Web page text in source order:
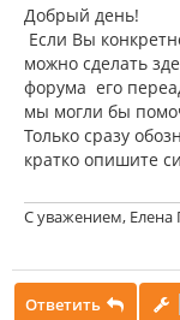
о
щ
е
н
и
е
Добрый день!
Если Вы
можно сделать
форума его
мы могли бы
Только сразу
кратко опишите
С уважением, Елена
Ответить